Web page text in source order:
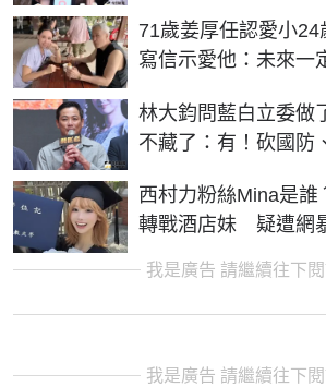
71歲姜厚任認愛小
寫信示愛他：未來一
林大鈞問藍白立委做
不藏了：有！砍國防
西村力粉絲Mina是誰
轉戰酒店妹 疑遭網
我是廣告 請繼續往下
我是廣告 請繼續往下